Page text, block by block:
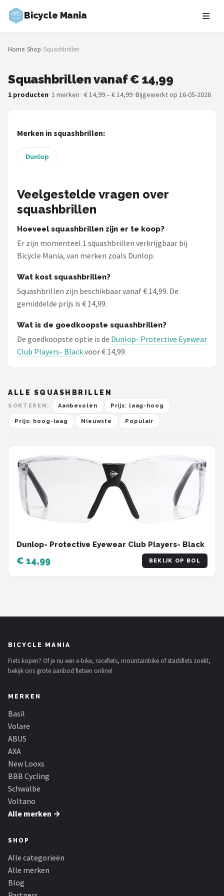
Bicycle Mania
Zoeken
NAVIGATIE
Merken
Stadsfietsen
Elektrische fietsen
Mountainbikes
Basil
Volare
ABUS
New Looxs
BBB Cycling
Voltano
Shimano
Alle merken →
Home/Shop/Squashbrillen
Squashbrillen vanaf € 14,99
1 producten· 1 merken · € 14,99 – € 14,99 ·Bijgewerkt op 16-05-2026
Merken in squashbrillen:
Dunlop
Veelgestelde vragen over
squashbrillen
Hoeveel squashbrillen zijn er te koop?
Er zijn momenteel 1 squashbrillen verkrijgbaar bij
Bicycle Mania, van merken zoals Dunlop.
Wat kost squashbrillen?
Squashbrillen zijn beschikbaar vanaf € 14,99. De
gemiddelde prijs is € 14,99.
Wat is de goedkoopste squashbrillen?
De goedkoopste optie is de Dunlop- Protective Eyewear
Club Players- Blackvoor € 14,99.
ALLE SQUASHBRILLEN
SORTEREN: Aanbevolen Prijs: laag-hoog
Prijs: hoog-laag Nieuwste Populair
Dunlop- Protective Eyewear Club Players- Black
€ 14,99 BEKIJK OP BOL
BICYCLE MANIA
Fiets kopen? Of je nu een e-bike, racefiets, mountainbike of stadsfiets zoekt,
bekijk ons grote aanbod fietsen online!
MERKEN
Basil
Volare
ABUS
AXA
New Looxs
BBB Cycling
Schwalbe
Voltano
Alle merken →
SHOP
Alle categorieën
Alle merken
Blog